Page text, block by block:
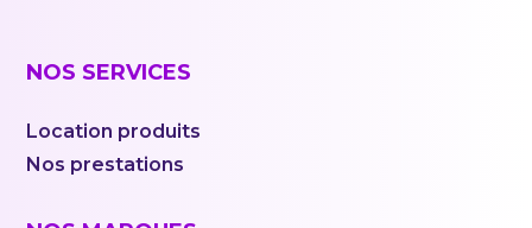
NOS SERVICES
Location produits
Nos prestations